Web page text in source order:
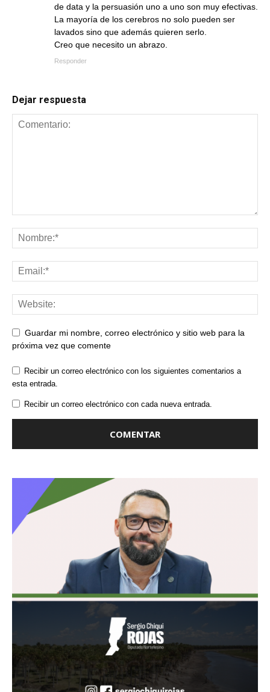
de data y la persuasión uno a uno son muy efectivas.
La mayoría de los cerebros no solo pueden ser
lavados sino que además quieren serlo.
Creo que necesito un abrazo.
Responder
Dejar respuesta
Guardar mi nombre, correo electrónico y sitio web para la
próxima vez que comente
Recibir un correo electrónico con los siguientes comentarios a
esta entrada.
Recibir un correo electrónico con cada nueva entrada.